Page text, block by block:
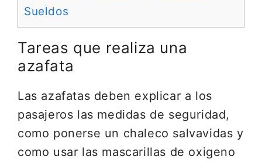
Sueldos
Tareas que realiza una
azafata
Las azafatas deben explicar a los
pasajeros las medidas de seguridad,
como ponerse un chaleco salvavidas y
como usar las mascarillas de oxigeno